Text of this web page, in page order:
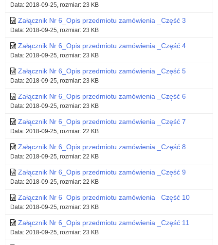
Data: 2018-09-25, rozmiar: 23 KB
Załącznik Nr 6_Opis przedmiotu zamówienia _Część 3
Data: 2018-09-25, rozmiar: 23 KB
Załącznik Nr 6_Opis przedmiotu zamówienia _Część 4
Data: 2018-09-25, rozmiar: 23 KB
Załącznik Nr 6_Opis przedmiotu zamówienia _Część 5
Data: 2018-09-25, rozmiar: 23 KB
Załącznik Nr 6_Opis przedmiotu zamówienia _Część 6
Data: 2018-09-25, rozmiar: 23 KB
Załącznik Nr 6_Opis przedmiotu zamówienia _Część 7
Data: 2018-09-25, rozmiar: 22 KB
Załącznik Nr 6_Opis przedmiotu zamówienia _Część 8
Data: 2018-09-25, rozmiar: 22 KB
Załącznik Nr 6_Opis przedmiotu zamówienia _Część 9
Data: 2018-09-25, rozmiar: 22 KB
Załącznik Nr 6_Opis przedmiotu zamówienia _Część 10
Data: 2018-09-25, rozmiar: 23 KB
Załącznik Nr 6_Opis przedmiotu zamówienia _Część 11
Data: 2018-09-25, rozmiar: 23 KB